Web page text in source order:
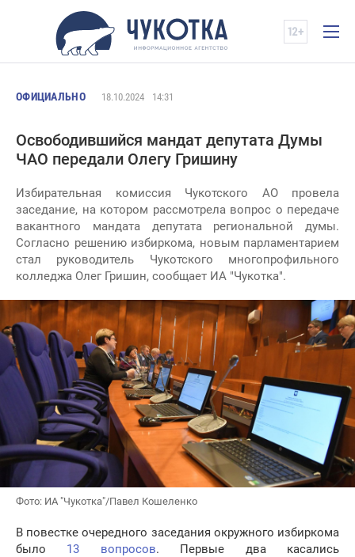
ОФИЦИАЛЬНО 18.10.2024 14:31
Освободившийся мандат депутата Думы
ЧАО передали Олегу Гришину
Избирательная комиссия Чукотского АО провела
заседание, на котором рассмотрела вопрос о передаче
вакантного мандата депутата региональной думы.
Согласно решению избиркома, новым парламентарием
стал руководитель Чукотского многопрофильного
колледжа Олег Гришин, сообщает ИА "Чукотка".
Фото: ИА "Чукотка"/Павел Кошеленко
В повестке очередного заседания окружного избиркома
было 13 вопросов. Первые два касались